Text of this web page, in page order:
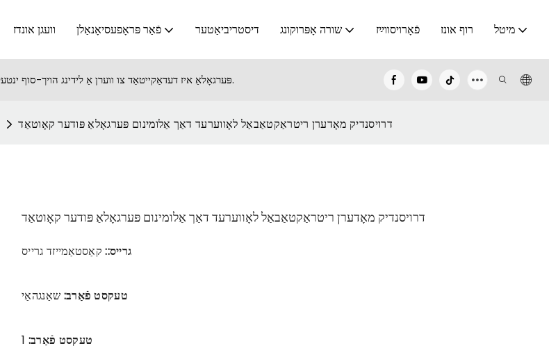
וועגן אונדז פֿאַר פּראָפעסיאָנאַלן דיסטריביאַטער שורה אָפּרוקונג פֿאָרױסװײַז רוף אונז מיטל
SUNC פּערגאָלאַ איז דעדאַקייטאַד צו ווערן אַ לידינג הויך-סוף ינטעליגענט אַלומינום פּערגאָלאַ פאַבריקאַנט.
דרויסנדיק מאָדערן ריטראַקטאַבאַל לאָווערעד דאַך אַלומינום פּערגאָלאַ פּודער קאָוטאַד
דרויסנדיק מאָדערן ריטראַקטאַבאַל לאָווערעד דאַך אַלומינום פּערגאָלאַ פּודער קאָוטאַד
גרײס:: קאַסטאַמייזד גרייס
טעקסט פֿאַרב: שאַנגהאַי
טעקסט פֿאַרב: 1